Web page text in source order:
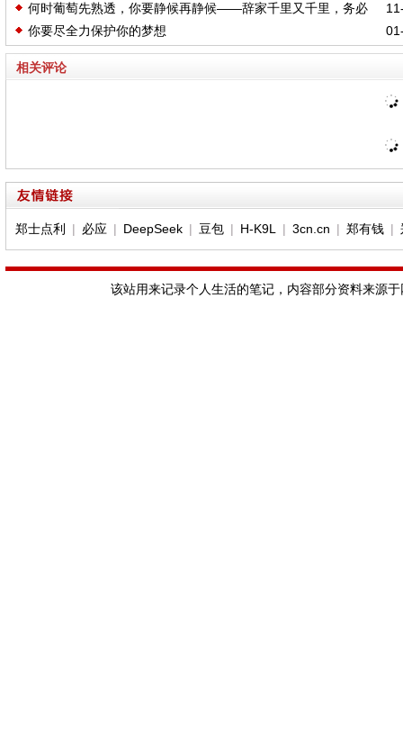
何时葡萄先熟透，你要静候再静候——辞家千里又千里，务必
争气再争气
你要尽全力保护你的梦想
相关评论
郑士点利 | 必应 | DeepSeek| 豆包| H-K9L | 3cn.cn | 郑有钱|
该站用来记录个人生活的笔记，内容部分资料来源